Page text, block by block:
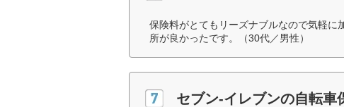
保険料がとてもリーズナブルなので気軽に
所が良かったです。（30代／男性）
セブン‐イレブンの自転車